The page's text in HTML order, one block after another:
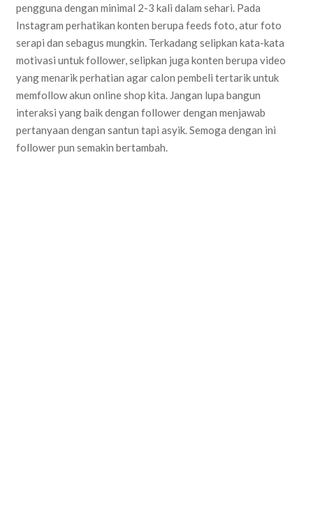
pengguna dengan minimal 2-3 kali dalam sehari. Pada
Instagram perhatikan konten berupa feeds foto, atur foto
serapi dan sebagus mungkin. Terkadang selipkan kata-kata
motivasi untuk follower, selipkan juga konten berupa video
yang menarik perhatian agar calon pembeli tertarik untuk
memfollow akun online shop kita. Jangan lupa bangun
interaksi yang baik dengan follower dengan menjawab
pertanyaan dengan santun tapi asyik. Semoga dengan ini
follower pun semakin bertambah.